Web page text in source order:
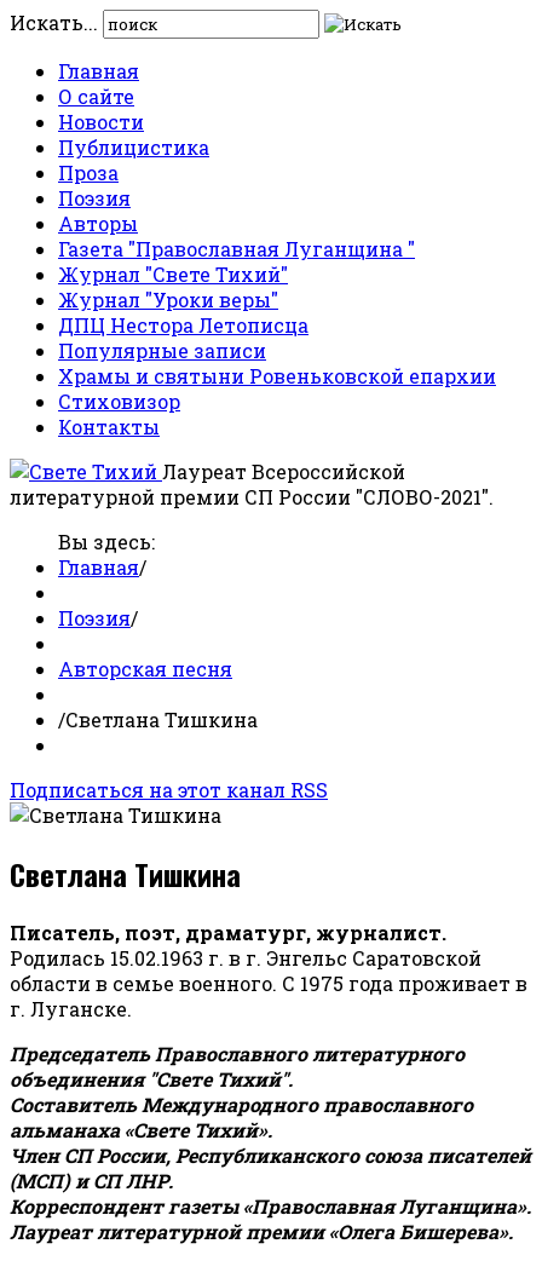
Искать...
Главная
О сайте
Новости
Публицистика
Проза
Поэзия
Авторы
Газета "Православная Луганщина "
Журнал "Свете Тихий"
Журнал "Уроки веры"
ДПЦ Нестора Летописца
Популярные записи
Храмы и святыни Ровеньковской епархии
Стиховизор
Контакты
Лауреат Всероссийской
литературной премии СП России "СЛОВО-2021".
Вы здесь:
Главная/
Поэзия/
Авторская песня
/Светлана Тишкина
Подписаться на этот канал RSS
Светлана Тишкина
Писатель, поэт, драматург, журналист.
Родилась 15.02.1963 г. в г. Энгельс Саратовской
области в семье военного. С 1975 года проживает в
г. Луганске.
Председатель Православного литературного
объединения "Свете Тихий".
Составитель Международного православного
альманаха «Свете Тихий».
Член СП России, Республиканского союза писателей
(МСП) и СП ЛНР.
Корреспондент газеты «Православная Луганщина».
Лауреат литературной премии «Олега Бишерева».